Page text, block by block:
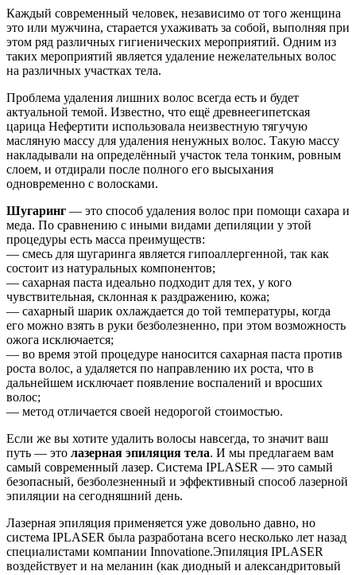
Каждый современный человек, независимо от того женщина
это или мужчина, старается ухаживать за собой, выполняя при
этом ряд различных гигиенических мероприятий. Одним из
таких мероприятий является удаление нежелательных волос
на различных участках тела.
Проблема удаления лишних волос всегда есть и будет
актуальной темой. Известно, что ещё древнеегипетская
царица Нефертити использовала неизвестную тягучую
масляную массу для удаления ненужных волос. Такую массу
накладывали на определённый участок тела тонким, ровным
слоем, и отдирали после полного его высыхания
одновременно с волосками.
Шугаринг — это способ удаления волос при помощи сахара и
меда. По сравнению с иными видами депиляции у этой
процедуры есть масса преимуществ:
— смесь для шугаринга является гипоаллергенной, так как
состоит из натуральных компонентов;
— сахарная паста идеально подходит для тех, у кого
чувствительная, склонная к раздражению, кожа;
— сахарный шарик охлаждается до той температуры, когда
его можно взять в руки безболезненно, при этом возможность
ожога исключается;
— во время этой процедуре наносится сахарная паста против
роста волос, а удаляется по направлению их роста, что в
дальнейшем исключает появление воспалений и вросших
волос;
— метод отличается своей недорогой стоимостью.
Если же вы хотите удалить волосы навсегда, то значит ваш
путь — это лазерная эпиляция тела. И мы предлагаем вам
самый современный лазер. Система IPLASER — это самый
безопасный, безболезненный и эффективный способ лазерной
эпиляции на сегодняшний день.
Лазерная эпиляция применяется уже довольно давно, но
система IPLASER была разработана всего несколько лет назад
специалистами компании Innovatione.​Эпиляция IPLASER
воздействует и на меланин (как диодный и александритовый